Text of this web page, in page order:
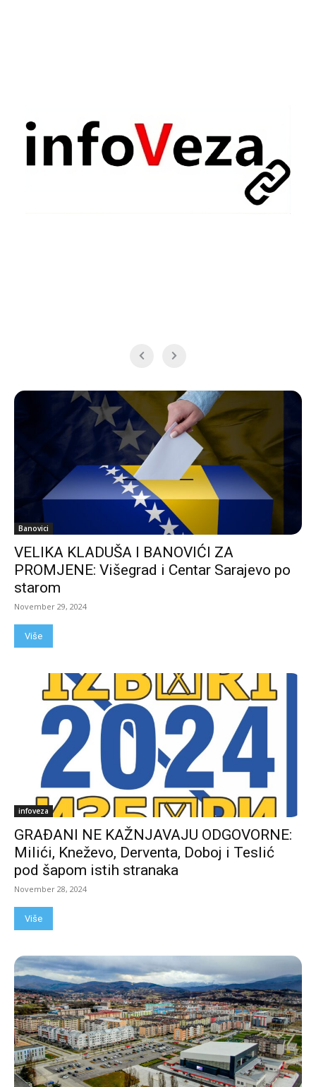
Banovici
VELIKA KLADUŠA I BANOVIĆI ZA
PROMJENE: Višegrad i Centar Sarajevo po
starom
November 29, 2024
Više
infoveza
GRAĐANI NE KAŽNJAVAJU ODGOVORNE:
Milići, Kneževo, Derventa, Doboj i Teslić
pod šapom istih stranaka
November 28, 2024
Više